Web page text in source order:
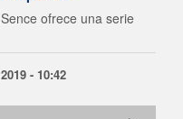
ofrece una serie
- 10:42